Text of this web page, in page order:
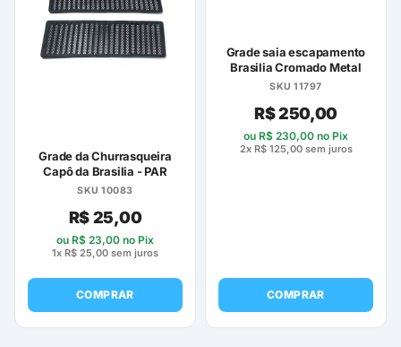
Grade da Churrasqueira
Capô da Brasilia - PAR
SKU 10083
R$25,00
ou R$ 23,00 no Pix
1x R$ 25,00 sem juros
COMPRAR
Grade saia escapamento
Brasilia Cromado Metal
SKU 11797
R$250,00
ou R$ 230,00 no Pix
2x R$125,00sem juros
COMPRAR